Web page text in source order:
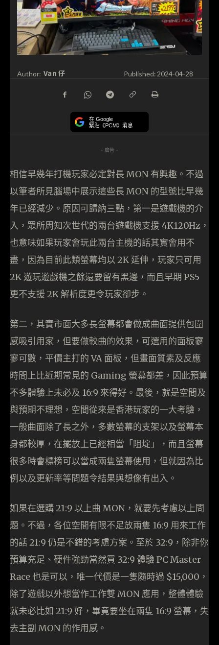
Author: Van 仔 Published: 2024-04-28
在 Google
緊貼《PCM》消息
- 廣告 -
相信早幾年打機玩家必定對長 MON 有興趣。不過
以筆者所見腦場中展示這些長 MON 的型號比早幾
年已經減少。原因可歸納三點，第一是遊戲機的介
入，眾所周知次世代的兩台遊戲機支援 4K120Hz，
也意味如果玩家會玩此兩台主機的話其實會用不
盡，因為目前此類螢幕均以 2K 延伸，玩家只可用
2K 遊玩遊戲機之餘還要留有黑邊，而且早期 PS5
更不支援 2K 解析度更令玩家卻步。
第二，其實市面大多長螢幕都會做成曲面提供包圍
感吸引用家，但要做較曲的效果，可選用的面板寥
寥可數，平價主打的 VA 面板，但畫面質素及反應
時間上比近期常見的 Gaming 螢幕都差，因此預算
不多體驗上未必及 16:9 來得好。最後，就是空間及
與預期不理想，空間從來是香港玩家的一大考驗，
一般曲面除了長之外，多數螢幕的支架以及螢幕本
身都較厚，在擺放上已經相當「阻埞」，而且螢幕
很多時會標榜可以當成兩隻螢幕使用，但就因為比
例以及更新率等問題令結果與想像有出入。
如果在選購 21:9 以上曲 MON，就要先考慮以上問
題。不過，各位空間有限不足放兩隻 16:9 用來工作
的話 21:9 仍是不錯的考慮方案。至於 32:9，除非你
預算充足、硬件強勁當然買 32:9 體驗 PC Master
Race 也是可以，唯一代價是一隻隨時過 $15,000，
除了遊戲以外想當作工作雙 MON 應用，整體體驗
就未必比如 21:9 好，畢竟要坐在兩隻 16:9 螢幕，失
去主副 MON 的作用感。